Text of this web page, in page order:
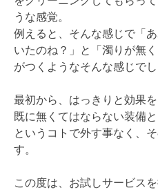
うな感覚。
例えると、そんな感じで「
いたのね？」と「濁りが無
がつくようなそんな感じでし
最初から、はっきりと効果
既に無くてはならない装備と
というコトで外す事なく、
す。
この度は、お試しサービス